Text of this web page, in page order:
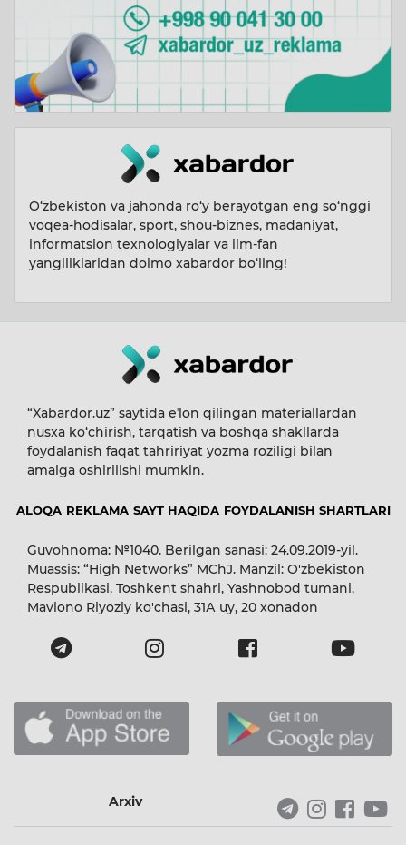
O‘zbekiston va jahonda ro‘y berayotgan eng so‘nggi
voqea-hodisalar, sport, shou-biznes, madaniyat,
informatsion texnologiyalar va ilm-fan
yangiliklaridan doimo xabardor bo‘ling!
“Xabardor.uz” saytida eʼlon qilingan materiallardan
nusxa ko‘chirish, tarqatish va boshqa shakllarda
foydalanish faqat tahririyat yozma roziligi bilan
amalga oshirilishi mumkin.
ALOQA REKLAMA SAYT HAQIDA FOYDALANISH SHARTLARI
Guvohnoma: №1040. Berilgan sanasi: 24.09.2019-yil.
Muassis: “High Networks” MChJ. Manzil: O'zbekiston
Respublikasi, Toshkent shahri, Yashnobod tumani,
Mavlono Riyoziy ko'chasi, 31А uy, 20 xonadon
Arxiv